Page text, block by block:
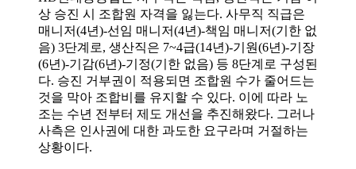
상 승진 시 조합원 자격을 잃는다. 사무직 직급은
매니저(4년)-선임 매니저(4년)-책임 매니저(기한 없
음) 3단계로, 생산직은 7~4급(14년)-기원(6년)-기장
(6년)-기감(6년)-기정(기한 없음) 등 8단계로 구성된
다. 승진 거부권이 적용되면 조합원 수가 줄어드는
것을 막아 조합비를 유지할 수 있다. 이에 따라 노
조는 수년 전부터 제도 개선을 추진해왔다. 그러나
사측은 인사권에 대한 과도한 요구라며 거절하는
상황이다.